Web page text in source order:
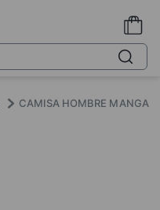
CAMISA HOMBRE MANGA